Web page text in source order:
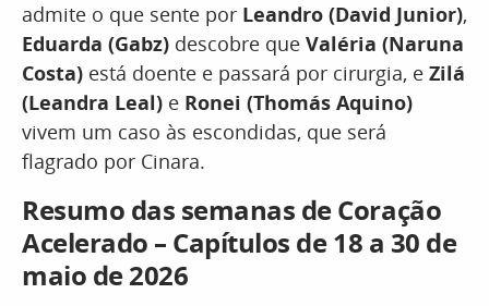
admite o que sente por Leandro (David Junior),
Eduarda (Gabz) descobre que Valéria (Naruna
Costa) está doente e passará por cirurgia, e Zilá
(Leandra Leal) e Ronei (Thomás Aquino)
vivem um caso às escondidas, que será
flagrado por Cinara.
Resumo das semanas de Coração
Acelerado – Capítulos de 18 a 30 de
maio de 2026